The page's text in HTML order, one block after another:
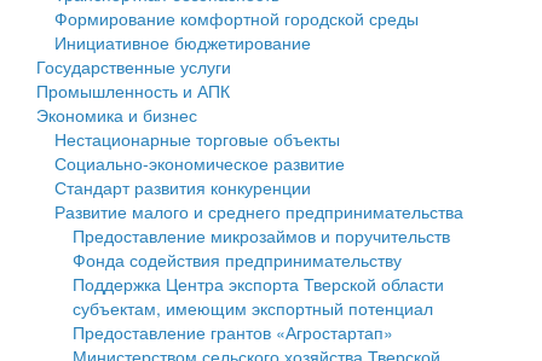
Государственные услуги
Промышленность и АПК
Экономика и бизнес
Символика
Устав
Гостям округа
Туризм
Культура
Образование
Здравоохранение
муниципального округа Тверской области
Администрация Кашинского муниципального округа
Тверской области
Управление сельскими территориями
Открытые данные
Работа с обращениями граждан
Муниципальный контроль
Финансовое управление
Бюджет для граждан
Имущество
Выявление правообладателей ранее учтенных
объектов недвижимости
Имущественная поддержка субъектов малого и
среднего предпринимательства
Формирование комфортной городской среды
Инициативное бюджетирование
Государственные услуги
Промышленность и АПК
Экономика и бизнес
Нестационарные торговые объекты
Социально-экономическое развитие
Стандарт развития конкуренции
Развитие малого и среднего предпринимательства
Предоставление микрозаймов и поручительств
Фонда содействия предпринимательству
Поддержка Центра экспорта Тверской области
субъектам, имеющим экспортный потенциал
Предоставление грантов «Агростартап»
Министерством сельского хозяйства Тверской